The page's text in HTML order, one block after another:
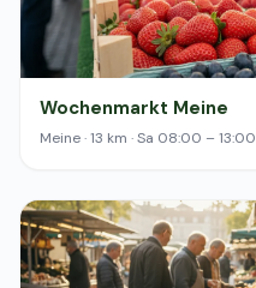
Wochenmarkt Meine
Meine · 13 km · Sa 08:00 – 13:00